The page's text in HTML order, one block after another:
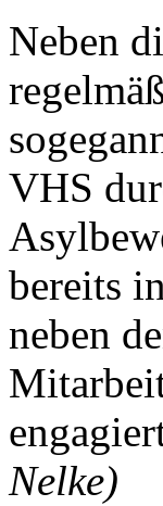
Neben
VHS
bereits
neben
Nelke)